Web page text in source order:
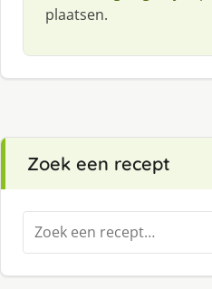
plaatsen.
Zoek een recept
Zoeken
naar: